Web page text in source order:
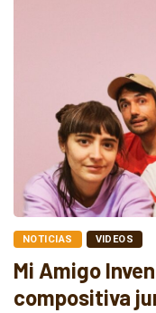
NOTICIAS VIDEOS
Mi Amigo
compositiva